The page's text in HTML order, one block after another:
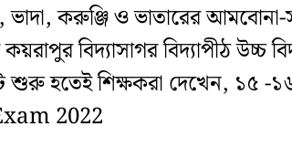
করুঞ্জি ও ভাতারের আমবোনা-
বিদ্যাসাগর বিদ্যাপীঠ উচ্চ
শুরু হতেই শিক্ষকরা দেখেন, ১৫
2022